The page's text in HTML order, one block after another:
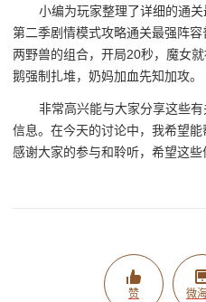
小编为玩家整理了详细的通
第二季剧情模式攻略通关最强阵
两野兽的组合，开局20秒，魔女
鹅强制扎堆，奶妈加血先知加攻。
非常高兴能与大家分享这些
信息。在今天的讨论中，我希望能
感谢大家的参与和聆听，希望这些
赞 微